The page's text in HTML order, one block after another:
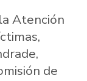
Atención
de